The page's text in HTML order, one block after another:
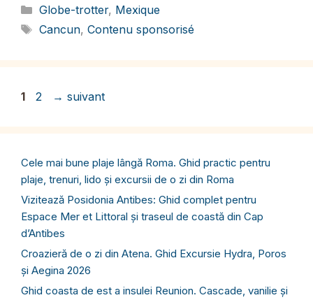
Catégories
Globe-trotter, Mexique
Étiquettes
Cancun, Contenu sponsorisé
Page
1 Page
2 → suivant
Cele mai bune plaje lângă Roma. Ghid practic pentru
plaje, trenuri, lido și excursii de o zi din Roma
Vizitează Posidonia Antibes: Ghid complet pentru
Espace Mer et Littoral și traseul de coastă din Cap
d’Antibes
Croazieră de o zi din Atena. Ghid Excursie Hydra, Poros
și Aegina 2026
Ghid coasta de est a insulei Reunion. Cascade, vanilie și